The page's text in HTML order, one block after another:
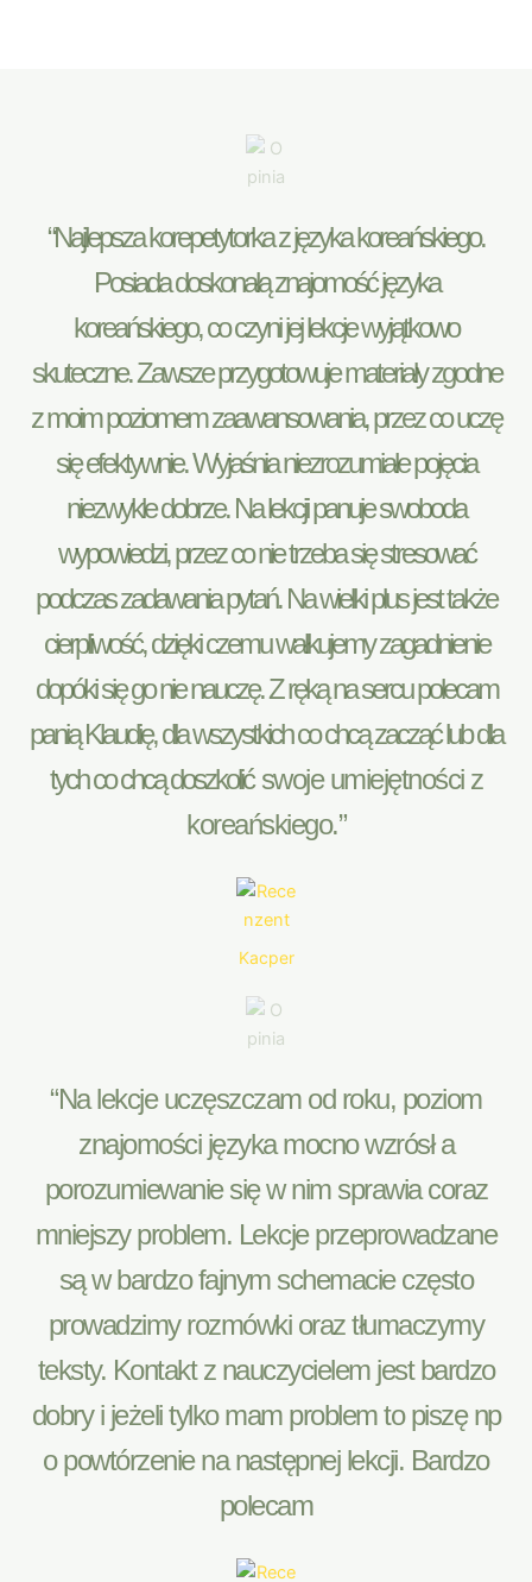
“Najlepsza korepetytorka z języka koreańskiego.
Posiada doskonałą znajomość języka
koreańskiego, co czyni jej lekcje wyjątkowo
skuteczne. Zawsze przygotowuje materiały zgodne
z moim poziomem zaawansowania, przez co uczę
się efektywnie. Wyjaśnia niezrozumiałe pojęcia
niezwykle dobrze. Na lekcji panuje swoboda
wypowiedzi, przez co nie trzeba się stresować
podczas zadawania pytań. Na wielki plus jest także
cierpliwość, dzięki czemu wałkujemy zagadnienie
dopóki się go nie nauczę. Z ręką na sercu polecam
panią Klaudię, dla wszystkich co chcą zacząć lub dla
tych co chcą doszkolić swoje umiejętności z
koreańskiego.”
Kacper
“Na lekcje uczęszczam od roku, poziom
znajomości języka mocno wzrósł a
porozumiewanie się w nim sprawia coraz
mniejszy problem. Lekcje przeprowadzane
są w bardzo fajnym schemacie często
prowadzimy rozmówki oraz tłumaczymy
teksty. Kontakt z nauczycielem jest bardzo
dobry i jeżeli tylko mam problem to piszę np
o powtórzenie na następnej lekcji. Bardzo
polecam